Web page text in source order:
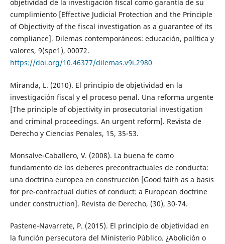
objetividad de la investigación fiscal como garantía de su
cumplimiento [Effective Judicial Protection and the Principle
of Objectivity of the fiscal investigation as a guarantee of its
compliance]. Dilemas contemporáneos: educación, política y
valores, 9(spe1), 00072.
https://doi.org/10.46377/dilemas.v9i.2980
Miranda, L. (2010). El principio de objetividad en la
investigación fiscal y el proceso penal. Una reforma urgente
[The principle of objectivity in prosecutorial investigation
and criminal proceedings. An urgent reform]. Revista de
Derecho y Ciencias Penales, 15, 35-53.
Monsalve-Caballero, V. (2008). La buena fe como
fundamento de los deberes precontractuales de conducta:
una doctrina europea en construcción [Good faith as a basis
for pre-contractual duties of conduct: a European doctrine
under construction]. Revista de Derecho, (30), 30-74.
Pastene-Navarrete, P. (2015). El principio de objetividad en
la función persecutora del Ministerio Público. ¿Abolición o